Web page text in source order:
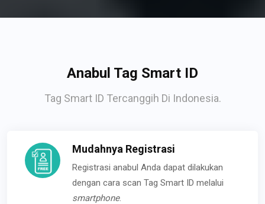
Anabul Tag Smart ID
Tag Smart ID Tercanggih Di Indonesia.
Mudahnya Registrasi
Registrasi anabul Anda dapat dilakukan
dengan cara scan Tag Smart ID melalui
smartphone.